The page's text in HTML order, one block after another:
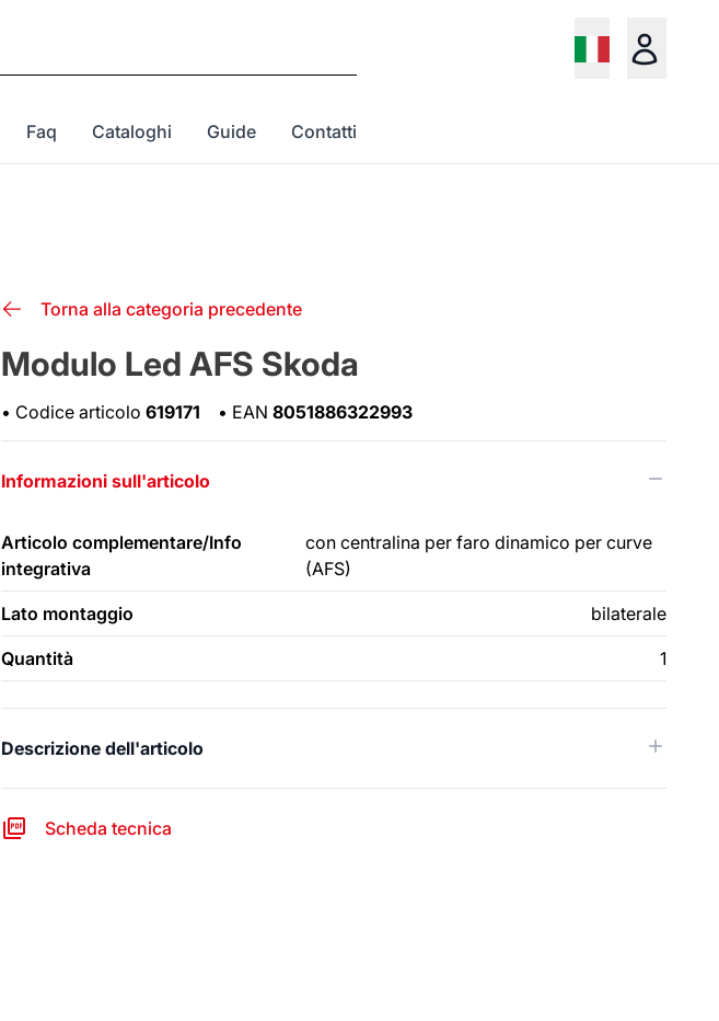
Faq Cataloghi Guide Contatti
Torna alla categoria precedente
Modulo Led AFS Skoda
• Codice articolo 619171 • EAN 8051886322993
Informazioni sull'articolo
Articolo complementare/Info
integrativa
con centralina per faro dinamico per curve
(AFS)
Lato montaggio bilaterale
Quantità 1
Descrizione dell'articolo
Scheda tecnica